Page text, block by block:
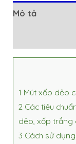
Mô tả
1 Mút xốp dẻo
2 Các tiêu
dẻo, xốp trắng
3 Cách sử